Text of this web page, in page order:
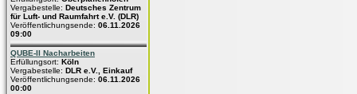
Vergabestelle: Deutsches Zentrum
für Luft- und Raumfahrt e.V. (DLR)
Veröffentlichungsende: 06.11.2026
09:00
QUBE-II Nacharbeiten
Erfüllungsort: Köln
Vergabestelle: DLR e.V., Einkauf
Veröffentlichungsende: 06.11.2026
00:00